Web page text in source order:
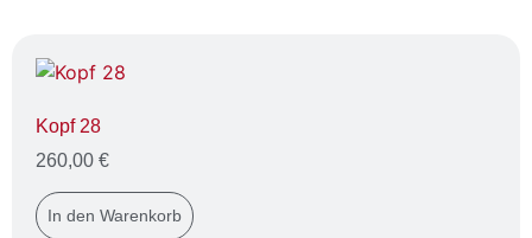
Kopf 28
260,00 €
In den Warenkorb